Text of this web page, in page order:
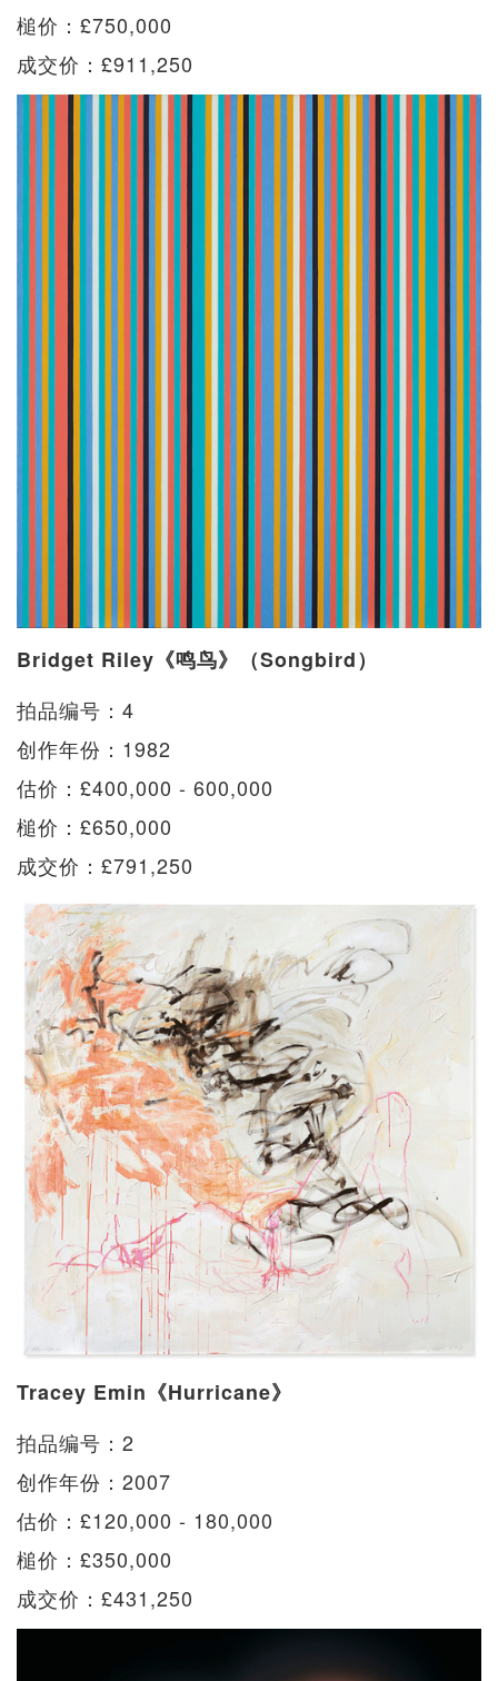
槌价：£750,000
成交价：£911,250
Bridget Riley《鸣鸟》（Songbird）
拍品编号：4
创作年份：1982
估价：£400,000 - 600,000
槌价：£650,000
成交价：£791,250
Tracey Emin《Hurricane》
拍品编号：2
创作年份：2007
估价：£120,000 - 180,000
槌价：£350,000
成交价：£431,250